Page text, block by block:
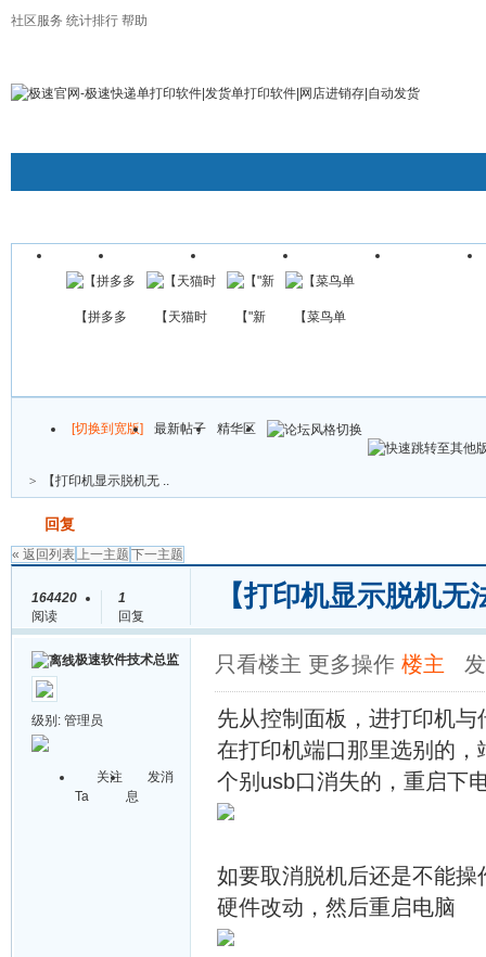
社区服务 统计排行 帮助
门户 论坛首页 视频教程 淘宝设置 京东设置
【拼多多 【天猫时 【"新 【菜鸟单
[切换到宽版] 最新帖子 精华区
> 【打印机显示脱机无 ..
回复
« 返回列表上一主题 下一主题
164420
阅读
1
回复
【打印机显示脱机
极速软件技术总监
级别: 管理员
关注
Ta
发消
息
只看楼主 更多操作 楼主
先从控制面板，进打印机
在打印机端口那里选别的
个别usb口消失的，重启下
如要取消脱机后还是不能
硬件改动，然后重启电脑